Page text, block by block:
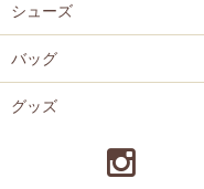
シューズ
バッグ
グッズ